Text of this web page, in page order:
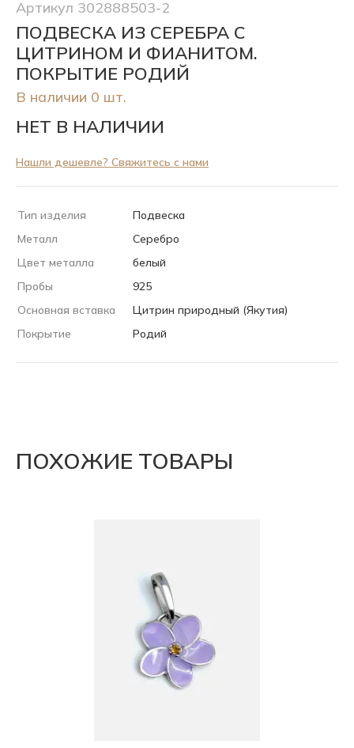
Артикул 302888503-2
ПОДВЕСКА ИЗ СЕРЕБРА С
ЦИТРИНОМ И ФИАНИТОМ.
ПОКРЫТИЕ РОДИЙ
В наличии 0 шт.
НЕТ В НАЛИЧИИ
Нашли дешевле? Свяжитесь с нами
Тип изделия
Подвеска
Металл
Серебро
Цвет металла
белый
Пробы
925
Основная вставка
Цитрин природный (Якутия)
Покрытие
Родий
ПОХОЖИЕ ТОВАРЫ